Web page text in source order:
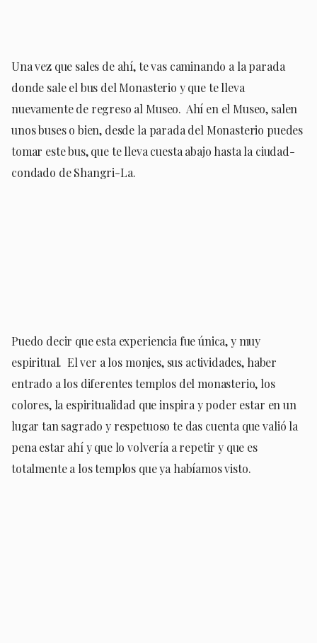
Una vez que sales de ahí, te vas caminando a la parada
donde sale el bus del Monasterio y que te lleva
nuevamente de regreso al Museo. Ahí en el Museo, salen
unos buses o bien, desde la parada del Monasterio puedes
tomar este bus, que te lleva cuesta abajo hasta la ciudad-
condado de Shangri-La.
Puedo decir que esta experiencia fue única, y muy
espiritual. El ver a los monjes, sus actividades, haber
entrado a los diferentes templos del monasterio, los
colores, la espiritualidad que inspira y poder estar en un
lugar tan sagrado y respetuoso te das cuenta que valió la
pena estar ahí y que lo volvería a repetir y que es
totalmente a los templos que ya habíamos visto.